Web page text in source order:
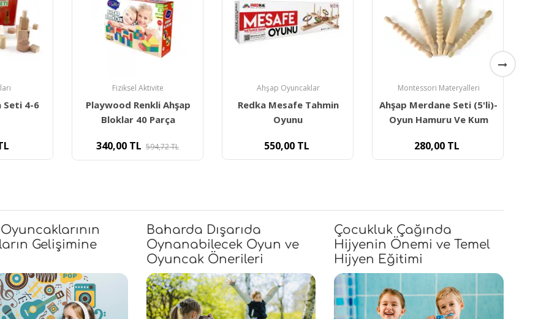
Seti 4-6
Fiziksel Aktivite
Playwood Renkli Ahşap
Bloklar 40 Parça
340,00TL 594,72TL
Ahşap Oyuncaklar
Redka Mesafe Tahmin
Oyunu
550,00TL
Montessori Materyalleri
Ahşap Merdane Seti (5'li)-
Oyun Hamuru Ve Kum
280,00TL
Gelişimine
Baharda Dışarıda
Oynanabilecek Oyun ve
Oyuncak Önerileri
Çocukluk Çağında
Hijyenin Önemi ve Temel
Hijyen Eğitimi